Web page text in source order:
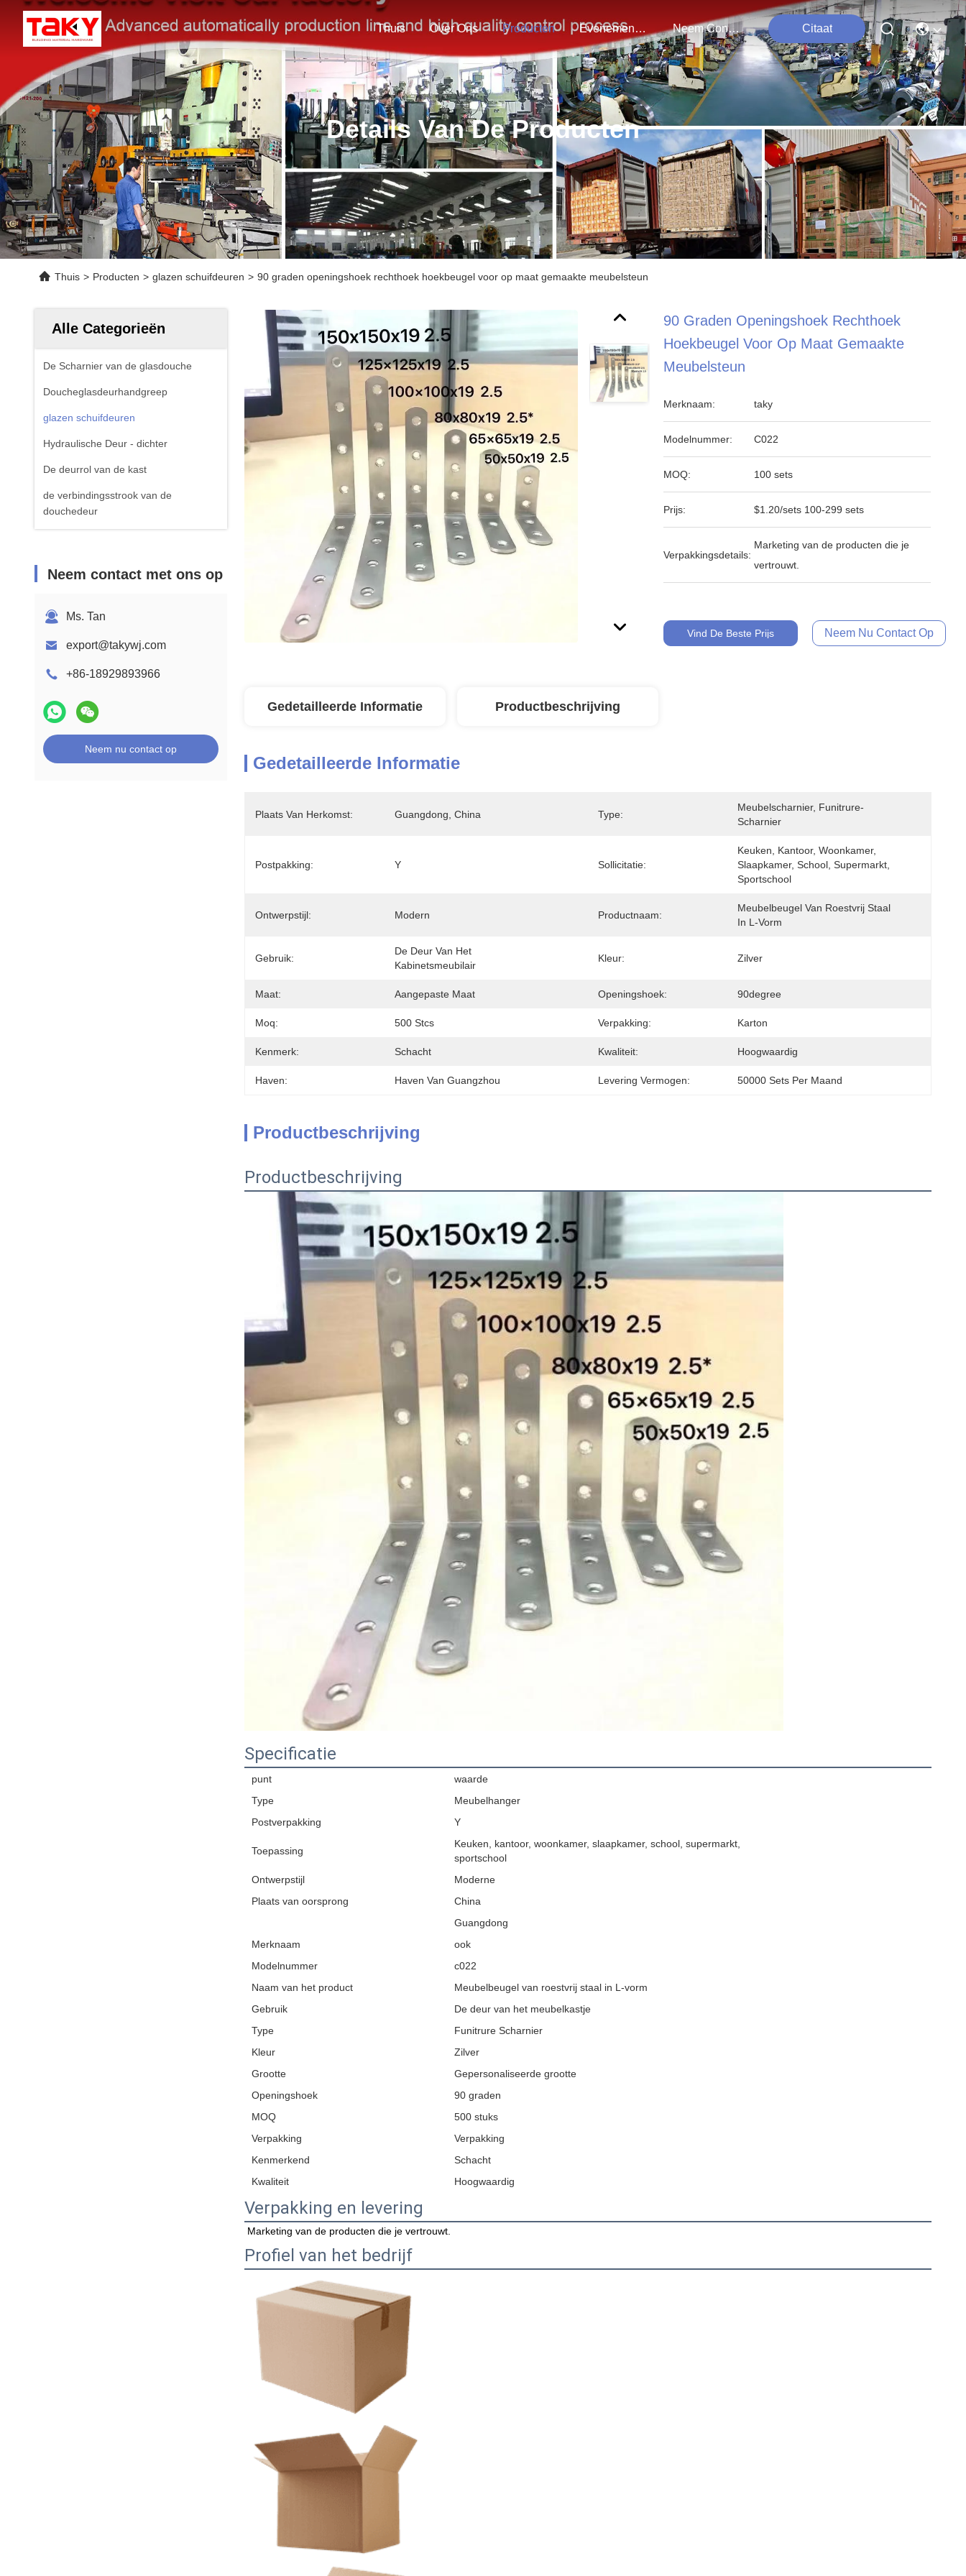
Thuis Over Ons Producten Evenementen Neem Contact Met Ons Op Citaat
Details Van De Producten
Thuis > Producten > glazen schuifdeuren > 90 graden openingshoek rechthoek hoekbeugel voor op maat gemaakte meubelsteun
Alle Categorieën
De Scharnier van de glasdouche
Doucheglasdeurhandgreep
glazen schuifdeuren
Hydraulische Deur - dichter
De deurrol van de kast
de verbindingsstrook van de
douchedeur
Neem contact met ons op
Ms. Tan
export@takywj.com
+86-18929893966
Neem nu contact op
90 Graden Openingshoek Rechthoek
Hoekbeugel Voor Op Maat Gemaakte
Meubelsteun
Merknaam: taky
Modelnummer: C022
MOQ: 100 sets
Prijs: $1.20/sets 100-299 sets
Verpakkingsdetails:
Marketing van de producten die je
vertrouwt.
Vind De Beste Prijs Neem Nu Contact Op
Gedetailleerde Informatie Productbeschrijving
Gedetailleerde Informatie
Plaats Van Herkomst: Guangdong, China Type:
Meubelscharnier, Funitrure-
Scharnier
Postpakking: Y Sollicitatie:
Keuken, Kantoor, Woonkamer,
Slaapkamer, School, Supermarkt,
Sportschool
Ontwerpstijl: Modern Productnaam:
Meubelbeugel Van Roestvrij Staal
In L-Vorm
Gebruik:
De Deur Van Het
Kabinetsmeubilair
Kleur: Zilver
Maat: Aangepaste Maat Openingshoek: 90degree
Moq: 500 Stcs Verpakking: Karton
Kenmerk: Schacht Kwaliteit: Hoogwaardig
Haven: Haven Van Guangzhou Levering Vermogen: 50000 Sets Per Maand
Productbeschrijving
Productbeschrijving
Specificatie
punt
waarde
Type
Meubelhanger
Postverpakking
Y
Toepassing
Keuken, kantoor, woonkamer, slaapkamer, school, supermarkt,
sportschool
Ontwerpstijl
Moderne
Plaats van oorsprong
China
Guangdong
Merknaam
ook
Modelnummer
c022
Naam van het product
Meubelbeugel van roestvrij staal in L-vorm
Gebruik
De deur van het meubelkastje
Type
Funitrure Scharnier
Kleur
Zilver
Grootte
Gepersonaliseerde grootte
Openingshoek
90 graden
MOQ
500 stuks
Verpakking
Verpakking
Kenmerkend
Schacht
Kwaliteit
Hoogwaardig
Verpakking en levering
Marketing van de producten die je vertrouwt.
Profiel van het bedrijf